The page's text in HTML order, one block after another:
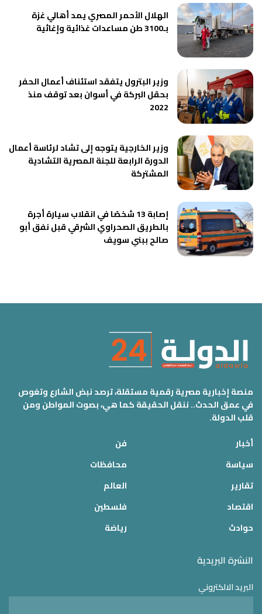
الهلال الأحمر المصري يمد أهالي غزة
بـ3100 طن مساعدات غذائية وإغاثية
وزير البترول يتفقد استئناف أعمال الحفر
بحقل البركة في أسوان بعد توقف منذ
2022
وزير الخارجية يتوجه إلى تشاد لرئاسة أعمال
الدورة الرابعة للجنة المصرية التشادية
المشتركة
إصابة 13 شخصًا في انقلاب سيارة أجرة
بالطريق الصحراوي الشرقي قبل نفق أبو
صالح ببني سويف
منصة إخبارية مصرية رقمية مستقلة، ترصد نبض الشارع وتغوص
في عمق الحدث.. ننقل الحقيقة كما هي، بصوت المواطن ومن
قلب الدولة.
أخبار
سياسة
تقارير
اقتصاد
حوادث
فن
محافظات
العالم
فلسطين
رياضة
النشرة البريدية
البريد الالكتروني